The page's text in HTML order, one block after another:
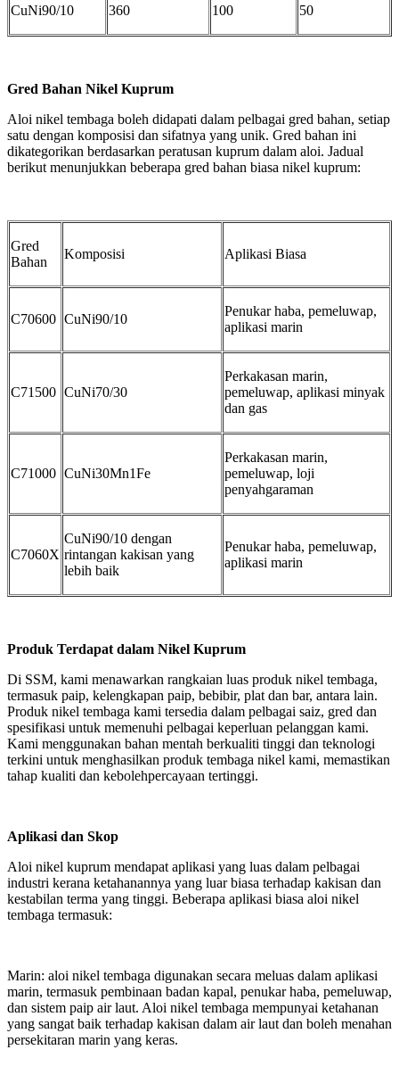
CuNi90/10 360 100 50
Gred Bahan Nikel Kuprum
Aloi nikel tembaga boleh didapati dalam pelbagai gred bahan, setiap
satu dengan komposisi dan sifatnya yang unik. Gred bahan ini
dikategorikan berdasarkan peratusan kuprum dalam aloi. Jadual
berikut menunjukkan beberapa gred bahan biasa nikel kuprum:
Gred
Bahan
Komposisi Aplikasi Biasa
C70600 CuNi90/10
Penukar haba, pemeluwap,
aplikasi marin
C71500 CuNi70/30
Perkakasan marin,
pemeluwap, aplikasi minyak
dan gas
C71000 CuNi30Mn1Fe
Perkakasan marin,
pemeluwap, loji
penyahgaraman
C7060X
CuNi90/10 dengan
rintangan kakisan yang
lebih baik
Penukar haba, pemeluwap,
aplikasi marin
Produk Terdapat dalam Nikel Kuprum
Di SSM, kami menawarkan rangkaian luas produk nikel tembaga,
termasuk paip, kelengkapan paip, bebibir, plat dan bar, antara lain.
Produk nikel tembaga kami tersedia dalam pelbagai saiz, gred dan
spesifikasi untuk memenuhi pelbagai keperluan pelanggan kami.
Kami menggunakan bahan mentah berkualiti tinggi dan teknologi
terkini untuk menghasilkan produk tembaga nikel kami, memastikan
tahap kualiti dan kebolehpercayaan tertinggi.
Aplikasi dan Skop
Aloi nikel kuprum mendapat aplikasi yang luas dalam pelbagai
industri kerana ketahanannya yang luar biasa terhadap kakisan dan
kestabilan terma yang tinggi. Beberapa aplikasi biasa aloi nikel
tembaga termasuk:
Marin: aloi nikel tembaga digunakan secara meluas dalam aplikasi
marin, termasuk pembinaan badan kapal, penukar haba, pemeluwap,
dan sistem paip air laut. Aloi nikel tembaga mempunyai ketahanan
yang sangat baik terhadap kakisan dalam air laut dan boleh menahan
persekitaran marin yang keras.